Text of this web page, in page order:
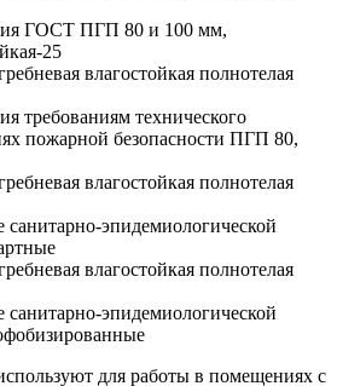
ГОСТ ПГП 80 и 100 мм,
25
требованиям технического
пожарной безопасности ПГП 80,
санитарно-эпидемиологической
санитарно-эпидемиологической
для работы в помещениях с